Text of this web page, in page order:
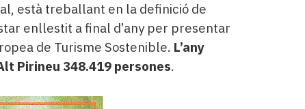
està treballant en la definició de
enllestit a final d’any per presentar
de Turisme Sostenible. L’any
Pirineu 348.419 persones.